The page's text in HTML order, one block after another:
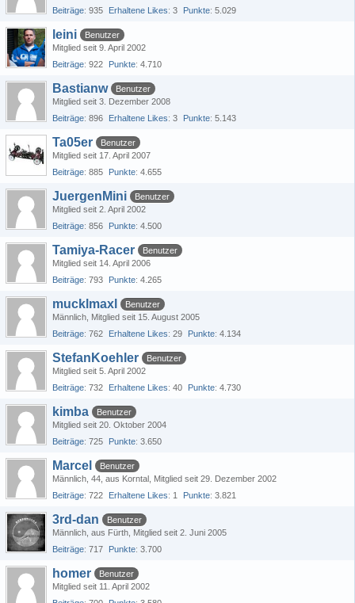
Beiträge 935 Erhaltene Likes 3 Punkte 5.029
leini
Benutzer
Mitglied seit 9. April 2002
Beiträge 922 Punkte 4.710
Bastianw
Benutzer
Mitglied seit 3. Dezember 2008
Beiträge 896 Erhaltene Likes 3 Punkte 5.143
Ta05er
Benutzer
Mitglied seit 17. April 2007
Beiträge 885 Punkte 4.655
JuergenMini
Benutzer
Mitglied seit 2. April 2002
Beiträge 856 Punkte 4.500
Tamiya-Racer
Benutzer
Mitglied seit 14. April 2006
Beiträge 793 Punkte 4.265
mucklmaxl
Benutzer
Männlich Mitglied seit 15. August 2005
Beiträge 762 Erhaltene Likes 29 Punkte 4.134
StefanKoehler
Benutzer
Mitglied seit 5. April 2002
Beiträge 732 Erhaltene Likes 40 Punkte 4.730
kimba
Benutzer
Mitglied seit 20. Oktober 2004
Beiträge 725 Punkte 3.650
Marcel
Benutzer
Männlich 44 aus Korntal Mitglied seit 29. Dezember 2002
Beiträge 722 Erhaltene Likes 1 Punkte 3.821
3rd-dan
Benutzer
Männlich aus Fürth Mitglied seit 2. Juni 2005
Beiträge 717 Punkte 3.700
homer
Benutzer
Mitglied seit 11. April 2002